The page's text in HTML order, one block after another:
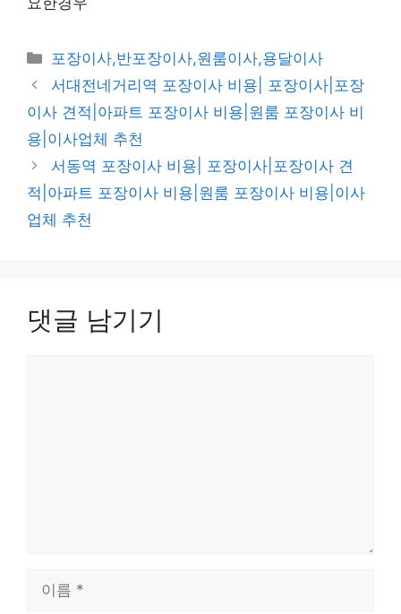
카
테
고
리
포장이사,반포장이사,원룸이사,용달이사
서대전네거리역 포장이사 비용| 포장이사|포장
이사 견적|아파트 포장이사 비용|원룸 포장이사 비
용|이사업체 추천
서동역 포장이사 비용| 포장이사|포장이사 견
적|아파트 포장이사 비용|원룸 포장이사 비용|이사
업체 추천
댓글 남기기